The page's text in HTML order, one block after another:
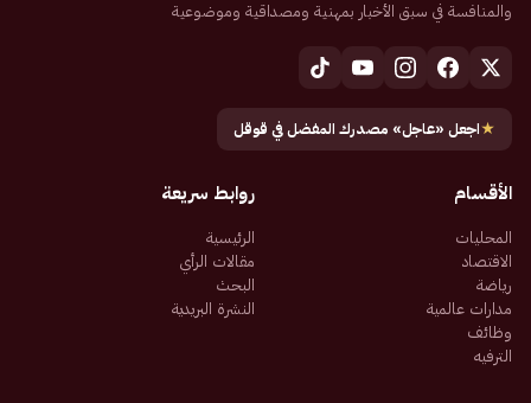
والمنافسة في سبق الأخبار بمهنية ومصداقية وموضوعية
★اجعل «عاجل» مصدرك المفضل في قوقل
الأقسام
المحليات
الاقتصاد
رياضة
مدارات عالمية
وظائف
الترفيه
روابط سريعة
الرئيسية
مقالات الرأي
البحث
النشرة البريدية